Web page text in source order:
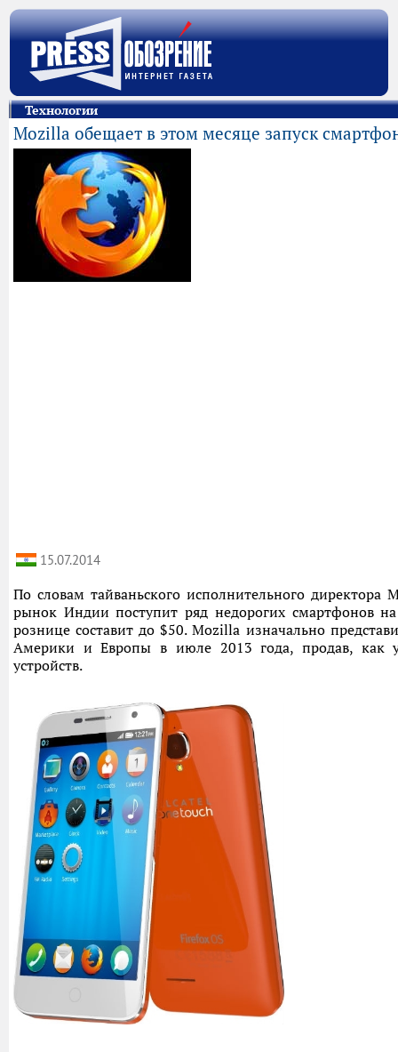
Технологии
Mozilla обещает в этом месяце запуск
15.07.2014
По словам тайваньского исполнительного
рынок Индии поступит ряд недорогих смартфонов
рознице составит до $50. Mozilla изначально
Америки и Европы в июле 2013 года, продав, как
устройств.